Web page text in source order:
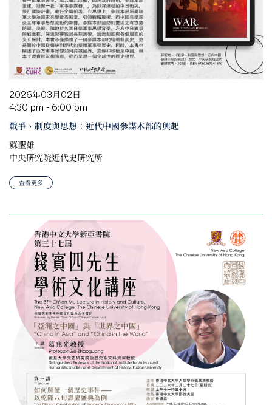
2026年03月02日
4:30 pm - 6:00 pm
戰爭、制度與思想：近代中國參謀本部的興起
蘇聖雄
中央研究院近代史研究所
查看更多